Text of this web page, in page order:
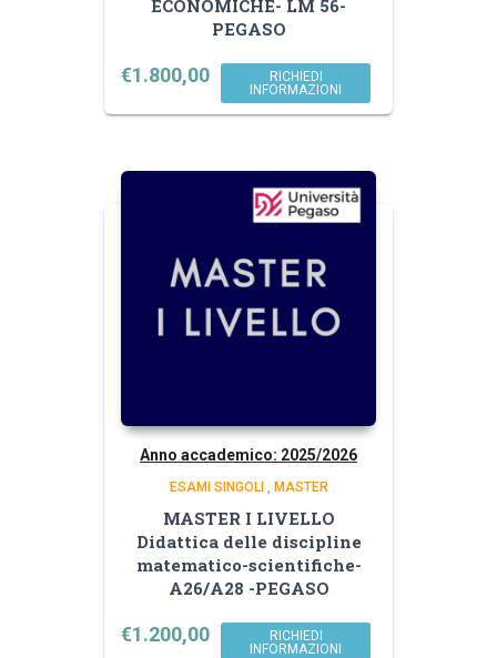
ECONOMICHE- LM 56-
PEGASO
€1.800,00
RICHIEDI
INFORMAZIONI
Anno accademico: 2025/2026
ESAMI SINGOLI , MASTER
MASTER I LIVELLO
Didattica delle discipline
matematico-scientifiche-
A26/A28 -PEGASO
€1.200,00
RICHIEDI
INFORMAZIONI